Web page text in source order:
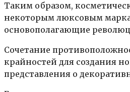
Таким образом,
некоторым люксовым
основополагающие
Сочетание
крайностей для создания
представления о